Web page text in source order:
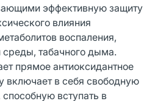
эффективную защиту
влияния
воспаления,
табачного дыма.
прямое антиоксидантное
включает в себя свободную
вступать в